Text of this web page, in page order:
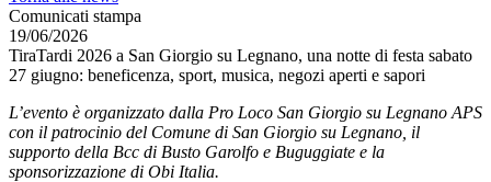
Comunicati stampa
19/06/2026
TiraTardi 2026 a San Giorgio su Legnano, una notte di festa sabato
27 giugno: beneficenza, sport, musica, negozi aperti e sapori
L’evento è organizzato dalla Pro Loco San Giorgio su Legnano APS
con il patrocinio del Comune di San Giorgio su Legnano, il
supporto della Bcc di Busto Garolfo e Buguggiate e la
sponsorizzazione di Obi Italia.